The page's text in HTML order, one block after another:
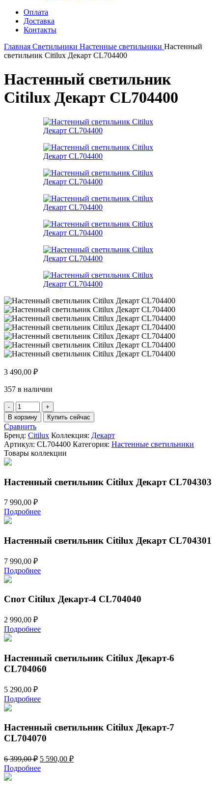
Оплата
Доставка
Контакты
Главная Светильники Настенные светильники Настенный
светильник Citilux Декарт CL704400
Настенный светильник
Citilux Декарт CL704400
3 490,00 ₽
357 в наличии
Количество
товара
Настенный
светильник
Citilux
Декарт
CL704400
В корзину Купить сейчас
Сравнить
Бренд: Citilux Коллекция: Декарт
Артикул: CL704400 Категория: Настенные светильники
Товары коллекции
Настенный светильник Citilux Декарт CL704303
7 990,00 ₽
Подробнее
Настенный светильник Citilux Декарт CL704301
7 990,00 ₽
Подробнее
Спот Citilux Декарт-4 CL704040
2 990,00 ₽
Подробнее
Настенный светильник Citilux Декарт-6
CL704060
5 290,00 ₽
Подробнее
Настенный светильник Citilux Декарт-7
CL704070
6 399,00₽ Первоначальная
цена
составляла
5 590,00 ₽Текущая
Подробнее